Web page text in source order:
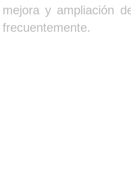
mejora y ampliación
frecuentemente.